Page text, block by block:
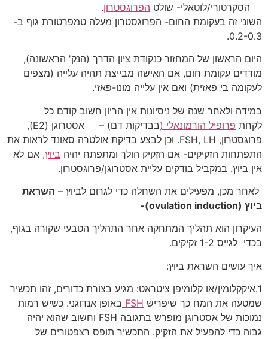
הסקרטורי/לוטאלי- שולט הפרוגסטרון.
השוני זה בעקומת החום- הפרוגסטרון מעלה טמפרטורת גוף ב-
0.2-0.3.
היום הראשון של המחזור כנקודת ציון הדרך (הנק' הראשונה),
מודדים עקומת חום, אם האישה מבייצת תהיה עלייה (מצפים
לעקומה בי פאזית) ואם אין עלייה מונו-פאזי.
במידה ולאחר שנה של ניסיונות אין הריון חשוב קודם כל
לקחת פרופיל הורמונאלי (
בבדיקות דם) – אסטרוגן (E2),
פרוגסטרון, FSH, LH. וכן לבצע בדיקת אולטרה סאונד לראות את
התפתחות הזקיקים- אם הזקיק הולך ומתפתח יהיה ביוץ, אם לא
אין ביוץ. במקביל בודקים עליית אסטרוגן/פרוגסטרון.
לאחר מכן, מפעילים את השחלה כדי לגרום לביוץ – השראת
ביוץ (ovulation induction
)-
העיקרון הוא תהליך המתחקה אחר התהליך הטבעי שקורה בגוף,
בכדי לגייס 1-2 זקיקים.
איך עושים השראת ביוץ:
1.איקקלומין/או קלומיפן ציטראט: מגיע בצורת כדורים, זהו תכשיר
שמטעה את המח כך שיפריש FSH באופן אנדוגני. כשיש רמות
נמוכות של אסטרוגן מופרש בתגובה FSH וחשוב שהוא יהיה
גבוה כדי להפעיל את הזקיק. התכשיר תופס רצפטורים של